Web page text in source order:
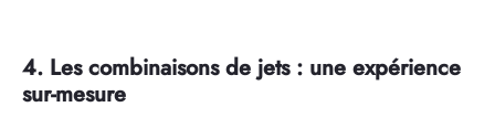
4. Les combinaisons de jets : une expérience
sur-mesure